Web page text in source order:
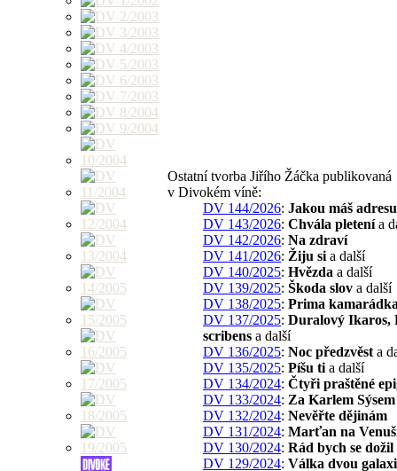
Ostatní tvorba Jiřího Žáčka publikovaná
v Divokém víně:
DV 144/2026: Jakou máš
DV 143/2026: Chvála pletenía
DV 142/2026: Na zdraví
DV 141/2026: Žiju si a další
DV 140/2025: Hvězda a další
DV 139/2025: Škoda slov a další
DV 138/2025: Prima
DV 137/2025: Duralový Ikaros,
scribens a další
DV 136/2025: Noc předzvěst a
DV 135/2025: Píšu ti a další
DV 134/2024: Čtyři praštěné
DV 133/2024: Za Karlem Sýsem
DV 132/2024: Nevěřte dějinám
DV 131/2024: Marťan na
DV 130/2024: Rád bych se dožil
DV 129/2024: Válka dvou